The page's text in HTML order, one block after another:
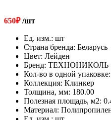
650₽/шт
Ед. изм.: шт
Страна бренда: Беларусь
Цвет: Лейден
Бренд: ТЕХНОНИКОЛЬ
Кол-во в одной упаковке:
Коллекция: Клинкер
Толщина, мм: 180.00
Полезная площадь, м2:
Материал: